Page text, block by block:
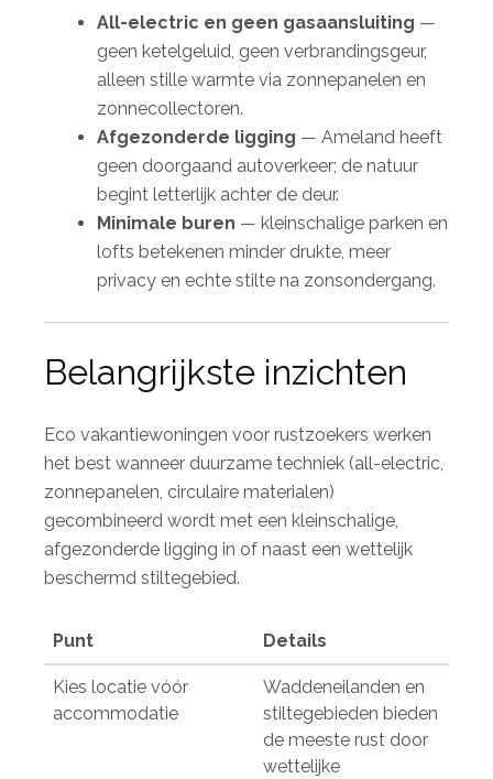
All-electric en geen gasaansluiting —
geen ketelgeluid, geen verbrandingsgeur,
alleen stille warmte via zonnepanelen en
zonnecollectoren.
Afgezonderde ligging — Ameland heeft
geen doorgaand autoverkeer; de natuur
begint letterlijk achter de deur.
Minimale buren — kleinschalige parken en
lofts betekenen minder drukte, meer
privacy en echte stilte na zonsondergang.
Belangrijkste inzichten
Eco vakantiewoningen voor rustzoekers werken
het best wanneer duurzame techniek (all-electric,
zonnepanelen, circulaire materialen)
gecombineerd wordt met een kleinschalige,
afgezonderde ligging in of naast een wettelijk
beschermd stiltegebied.
Punt Details
Kies locatie vóór
accommodatie
Waddeneilanden en
stiltegebieden bieden
de meeste rust door
wettelijke